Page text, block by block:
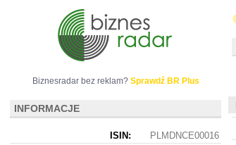
Biznesradar bez reklam? Sprawdź BR Plus
INFORMACJE
ISIN:
PLMDNCE00016